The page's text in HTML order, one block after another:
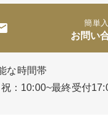
簡単
お問い
な時間帯
：10:00~最終受付